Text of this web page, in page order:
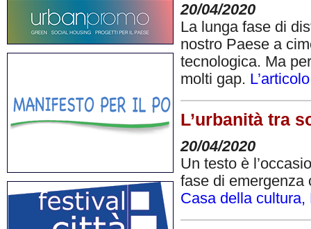
20/04/2020
La lunga fase di
nostro Paese a
tecnologica. Ma
molti gap.
L’urbanità tra
20/04/2020
Un testo è
fase di
Casa della cultura,